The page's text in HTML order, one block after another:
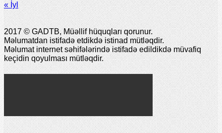
« İyl
2017 © GADTB, Müəllif hüquqları qorunur.
Məlumatdan istifadə etdikdə istinad mütləqdir.
Məlumat internet səhifələrində istifadə edildikdə müvafiq
keçidin qoyulması mütləqdir.